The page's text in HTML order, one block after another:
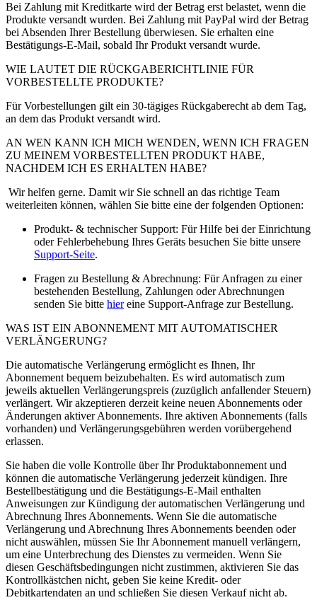
Bei Zahlung mit Kreditkarte wird der Betrag erst belastet, wenn die
Produkte versandt wurden. Bei Zahlung mit PayPal wird der Betrag
bei Absenden Ihrer Bestellung überwiesen. Sie erhalten eine
Bestätigungs-E-Mail, sobald Ihr Produkt versandt wurde.
WIE LAUTET DIE RÜCKGABERICHTLINIE FÜR
VORBESTELLTE PRODUKTE?
Für Vorbestellungen gilt ein 30-tägiges Rückgaberecht ab dem Tag,
an dem das Produkt versandt wird.
AN WEN KANN ICH MICH WENDEN, WENN ICH FRAGEN
ZU MEINEM VORBESTELLTEN PRODUKT HABE,
NACHDEM ICH ES ERHALTEN HABE?
Wir helfen gerne. Damit wir Sie schnell an das richtige Team
weiterleiten können, wählen Sie bitte eine der folgenden Optionen:
Produkt- & technischer Support: Für Hilfe bei der Einrichtung
oder Fehlerbehebung Ihres Geräts besuchen Sie bitte unsere
Support-Seite.
Fragen zu Bestellung & Abrechnung: Für Anfragen zu einer
bestehenden Bestellung, Zahlungen oder Abrechnungen
senden Sie bitte hiereine Support-Anfrage zur Bestellung.
WAS IST EIN ABONNEMENT MIT AUTOMATISCHER
VERLÄNGERUNG?
Die automatische Verlängerung ermöglicht es Ihnen, Ihr
Abonnement bequem beizubehalten. Es wird automatisch zum
jeweils aktuellen Verlängerungspreis (zuzüglich anfallender Steuern)
verlängert. Wir akzeptieren derzeit keine neuen Abonnements oder
Änderungen aktiver Abonnements. Ihre aktiven Abonnements (falls
vorhanden) und Verlängerungsgebühren werden vorübergehend
erlassen.
Sie haben die volle Kontrolle über Ihr Produktabonnement und
können die automatische Verlängerung jederzeit kündigen. Ihre
Bestellbestätigung und die Bestätigungs-E-Mail enthalten
Anweisungen zur Kündigung der automatischen Verlängerung und
Abrechnung Ihres Abonnements. Wenn Sie die automatische
Verlängerung und Abrechnung Ihres Abonnements beenden oder
nicht auswählen, müssen Sie Ihr Abonnement manuell verlängern,
um eine Unterbrechung des Dienstes zu vermeiden. Wenn Sie
diesen Geschäftsbedingungen nicht zustimmen, aktivieren Sie das
Kontrollkästchen nicht, geben Sie keine Kredit- oder
Debitkartendaten an und schließen Sie diesen Verkauf nicht ab.